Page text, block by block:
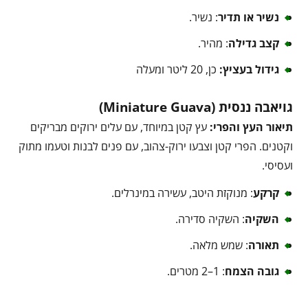
נשיר או תדיר: נשיר.
קצב גדילה: מהיר.
גידול בעציץ: כן, 20 ליטר ומעלה
גויאבה ננסית (Miniature Guava)
תיאור העץ והפרי:עץ קטן במיוחד, עם עלים ירוקים מבריקים
וקטנים. הפרי קטן וצבעו ירוק-צהוב, עם פנים לבנות וטעמו מתוק
ועסיסי.
קרקע: מנוקזת היטב, עשירה במינרלים.
השקיה: השקיה סדירה.
תאורה: שמש מלאה.
גובה הצמח: 1–2 מטרים.